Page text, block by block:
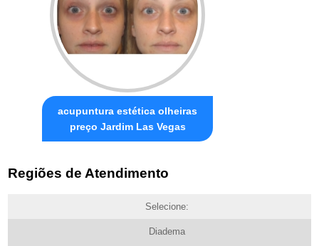
acupuntura estética olheiras
preço Jardim Las Vegas
Regiões de Atendimento
Selecione:
Diadema